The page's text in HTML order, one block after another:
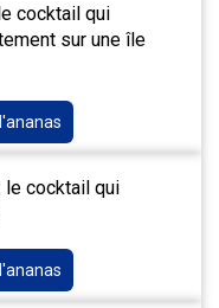
cocktail qui
sur une île
le cocktail qui